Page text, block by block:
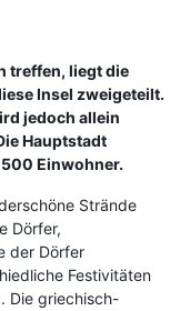
treffen, liegt die
Insel zweigeteilt.
jedoch allein
Hauptstadt
Einwohner.
Strände
Dörfer,
der Dörfer
Festivitäten
Die griechisch-